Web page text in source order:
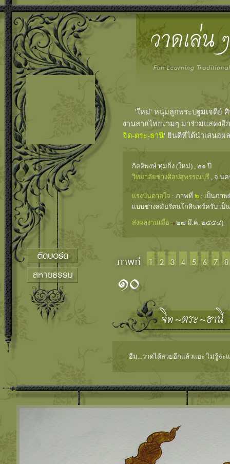
'ใหม่' หนุ่มลูกพระปฐมเจดีย์ ศิ
งานลายไทยงามๆ มาร่วมแสดงอี
จิด-ตระ-ธานี' ยินดีที่ได้นำเสนอผ
กิตติพงษ์ ทุมกิ่ง (ใหม่) , ๒๑ ปี
วิทยาลัยช่างศิลปสุพรรณบุรี , จ.น
แรงบันดาลใจ : ภาพที่ ๒ : เป็นภาพ
เเบบช่างสมัยรัตนโกสินทร์ครับ เ
ส่งผลงานเมื่อ ๒๗ มี.ค. ๒๕๕๔)
อืม...วาดได้สวยอีกแล้วแฮะ ไม่รู้จะ